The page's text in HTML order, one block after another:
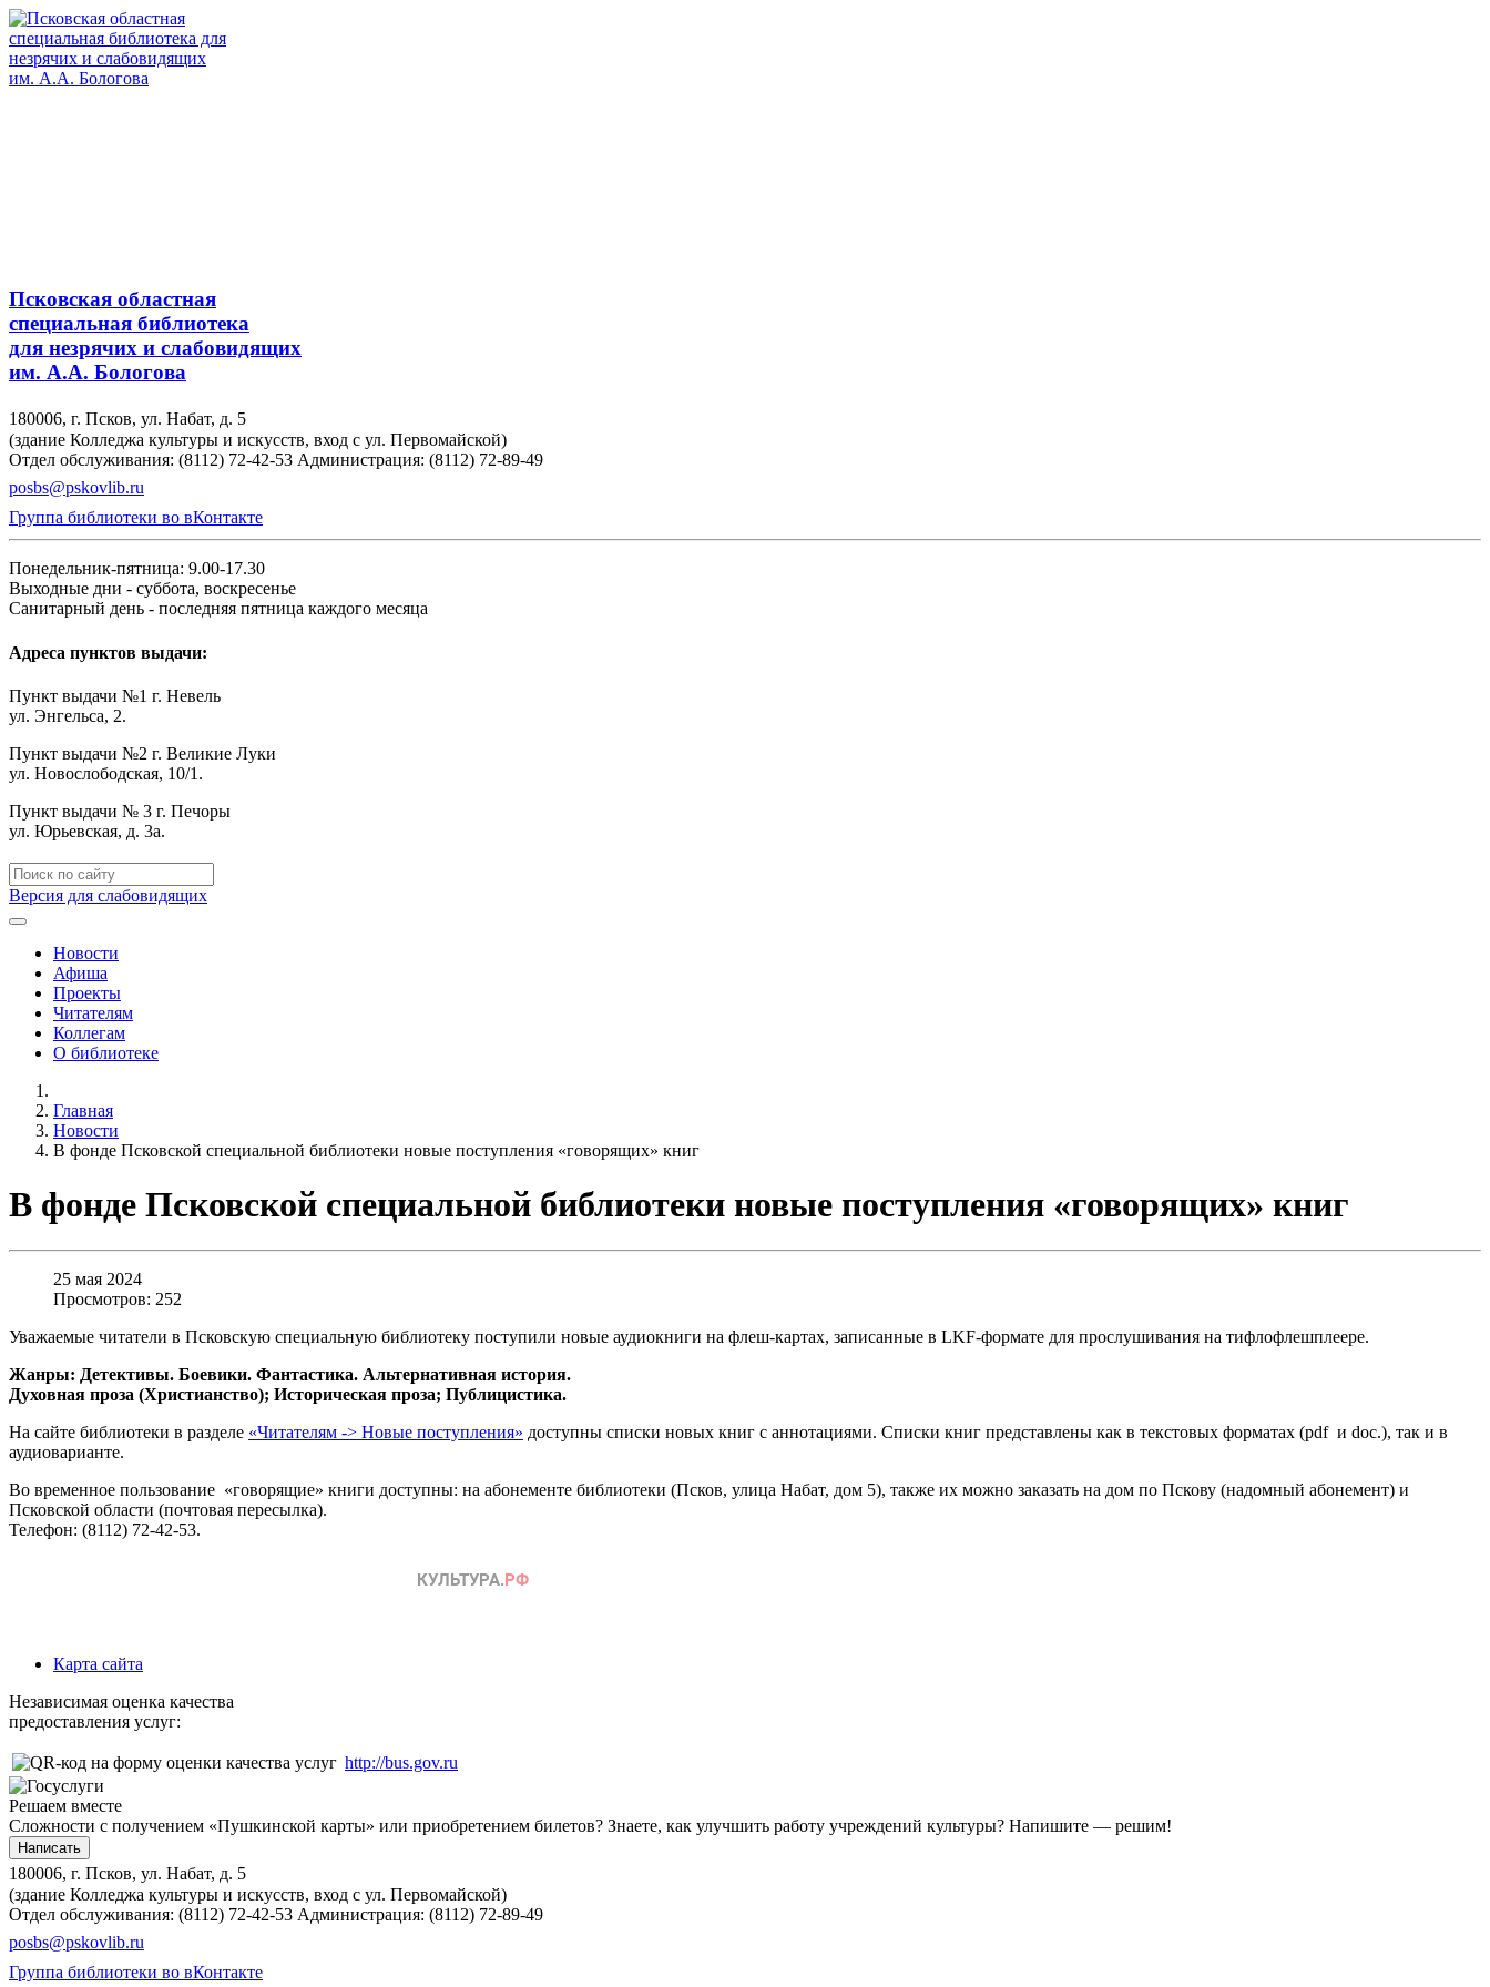
Псковская областная
специальная библиотека
для незрячих и слабовидящих
им. А.А. Бологова
180006, г. Псков, ул. Набат, д. 5
(здание Колледжа культуры и искусств, вход с ул. Первомайской)
Отдел обслуживания: (8112) 72-42-53 Администрация: (8112) 72-89-49
posbs@pskovlib.ru
Группа библиотеки во вКонтакте
Понедельник-пятница: 9.00-17.30
Выходные дни - суббота, воскресенье
Санитарный день - последняя пятница каждого месяца
Адреса пунктов выдачи:
Пункт выдачи №1 г. Невель
ул. Энгельса, 2.
Пункт выдачи №2 г. Великие Луки
ул. Новослободская, 10/1.
Пункт выдачи № 3 г. Печоры
ул. Юрьевская, д. 3а.
Версия для слабовидящих
Новости
Афиша
Проекты
Читателям
Коллегам
О библиотеке
Главная
Новости
В фонде Псковской специальной библиотеки новые поступления «говорящих» книг
В фонде Псковской специальной библиотеки новые поступления «говорящих» книг
25 мая 2024
Просмотров: 252
Уважаемые читатели в Псковскую специальную библиотеку поступили новые аудиокниги на флеш-картах, записанные в LKF-формате для прослушивания на тифлофлешплеере.
Жанры: Детективы. Боевики. Фантастика. Альтернативная история.
Духовная проза (Христианство); Историческая проза; Публицистика.
На сайте библиотеки в разделе «Читателям -> Новые поступления» доступны списки новых книг с аннотациями. Списки книг представлены как в текстовых форматах (pdf и doc.), так и в
аудиоварианте.
Во временное пользование «говорящие» книги доступны: на абонементе библиотеки (Псков, улица Набат, дом 5), также их можно заказать на дом по Пскову (надомный абонемент) и
Псковской области (почтовая пересылка).
Телефон: (8112) 72-42-53.
Карта сайта
Независимая оценка качества
предоставления услуг:
http://bus.gov.ru
Решаем вместе
Сложности с получением «Пушкинской карты» или приобретением билетов? Знаете, как улучшить работу учреждений культуры? Напишите — решим!
Написать
180006, г. Псков, ул. Набат, д. 5
(здание Колледжа культуры и искусств, вход с ул. Первомайской)
Отдел обслуживания: (8112) 72-42-53 Администрация: (8112) 72-89-49
posbs@pskovlib.ru
Группа библиотеки во вКонтакте